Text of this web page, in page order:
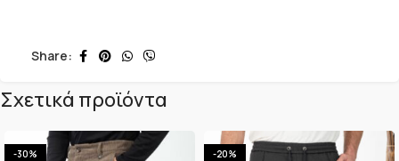
Share:
Σχετικά προϊόντα
-30% -20%